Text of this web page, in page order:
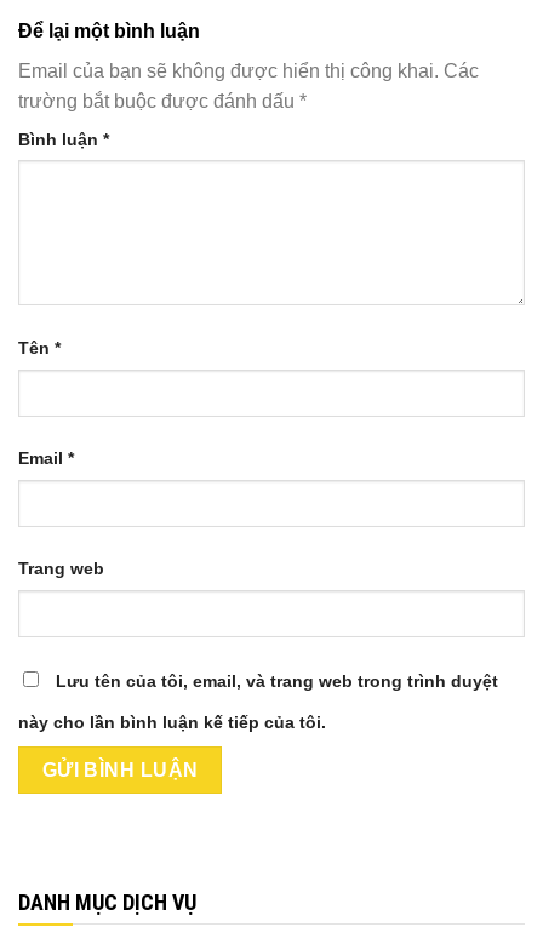
Để lại một bình luận
Email của bạn sẽ không được hiển thị công khai. Các
trường bắt buộc được đánh dấu *
Bình luận *
Tên *
Email *
Trang web
Lưu tên của tôi, email, và trang web trong trình duyệt
này cho lần bình luận kế tiếp của tôi.
DANH MỤC DỊCH VỤ